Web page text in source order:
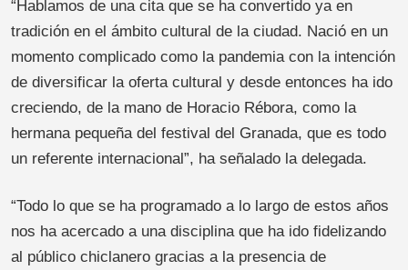
“Hablamos de una cita que se ha convertido ya en
tradición en el ámbito cultural de la ciudad. Nació en un
momento complicado como la pandemia con la intención
de diversificar la oferta cultural y desde entonces ha ido
creciendo, de la mano de Horacio Rébora, como la
hermana pequeña del festival del Granada, que es todo
un referente internacional”, ha señalado la delegada.
“Todo lo que se ha programado a lo largo de estos años
nos ha acercado a una disciplina que ha ido fidelizando
al público chiclanero gracias a la presencia de